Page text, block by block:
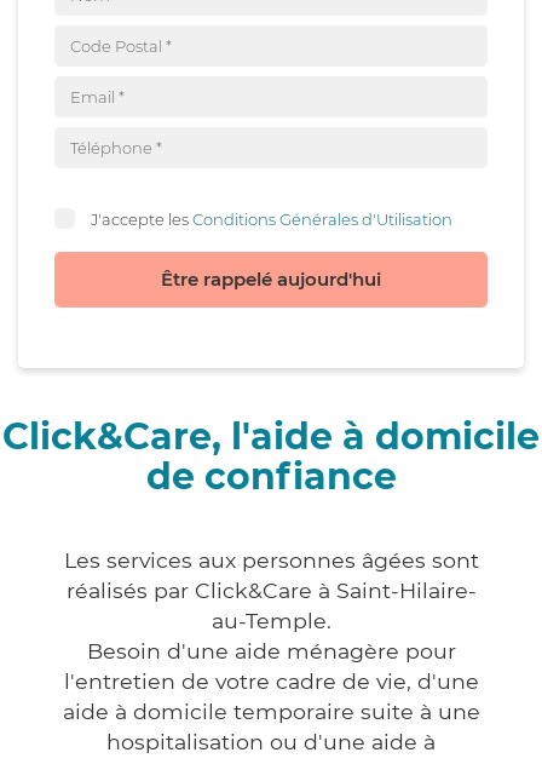
J'accepte lesConditions Générales d'Utilisation
Être rappelé aujourd'hui
Click&Care, l'aide à domicile
de confiance
Les services aux personnes âgées sont
réalisés par Click&Care à Saint-Hilaire-
au-Temple.
Besoin d'une aide ménagère pour
l'entretien de votre cadre de vie, d'une
aide à domicile temporaire suite à une
hospitalisation ou d'une aide à